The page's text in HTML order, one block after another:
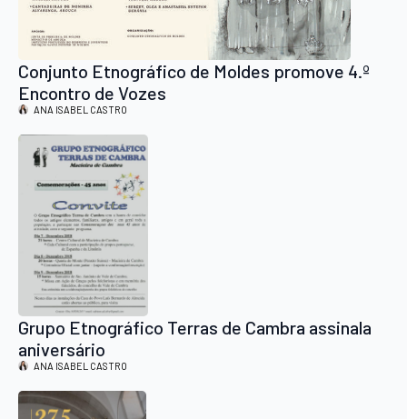
Conjunto Etnográfico de Moldes promove 4.º
Encontro de Vozes
ANA ISABEL CASTRO
Grupo Etnográfico Terras de Cambra assinala
aniversário
ANA ISABEL CASTRO